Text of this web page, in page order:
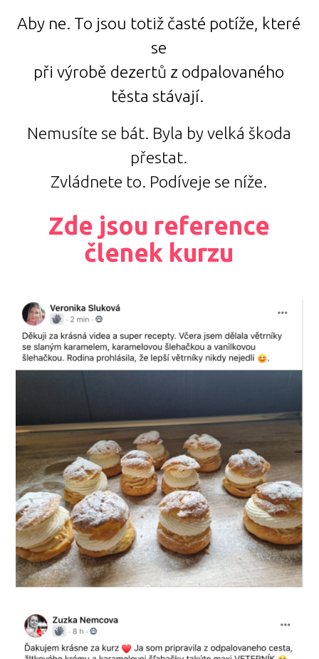
Aby ne. To jsou totiž časté potíže, které
se
při výrobě dezertů z odpalovaného
těsta stávají.
Nemusíte se bát. Byla by velká škoda
přestat.
Zvládnete to. Podíveje se níže.
Zde jsou reference
členek kurzu